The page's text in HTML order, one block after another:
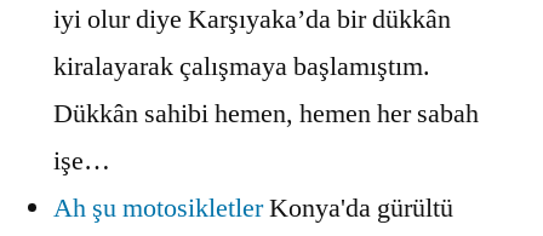
iyi olur diye Karşıyaka’da bir dükkân
kiralayarak çalışmaya başlamıştım.
Dükkân sahibi hemen, hemen her sabah
işe…
Ah şu motosikletlerKonya'da gürültü